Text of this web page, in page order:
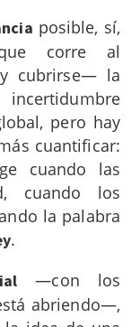
posible, sí,
corre al
cubrirse— la
pero hay
cuantificar:
cuando las
cuando los
la palabra
.
—con los
abriendo—,